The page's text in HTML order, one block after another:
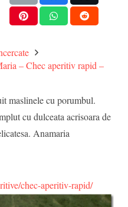
– Chec aperitiv rapid –
maslinele cu porumbul.
cu dulceata acrisoara de
Anamaria
chec-aperitiv-rapid/